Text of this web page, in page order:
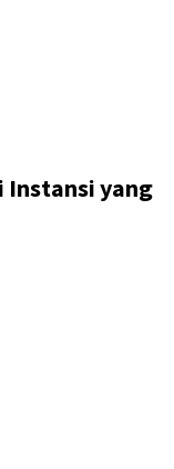
Instansi yang